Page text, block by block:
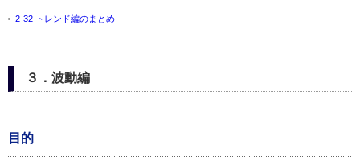
2-32 トレンド編のまとめ
３．波動編
目的